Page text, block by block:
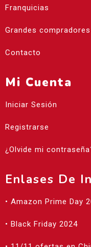
Franquicias
Grandes compradores
Contacto
Mi Cuenta
Iniciar Sesión
Registrarse
¿Olvide mi
Enlases De
• Amazon Prime Day
• Black Friday 2024